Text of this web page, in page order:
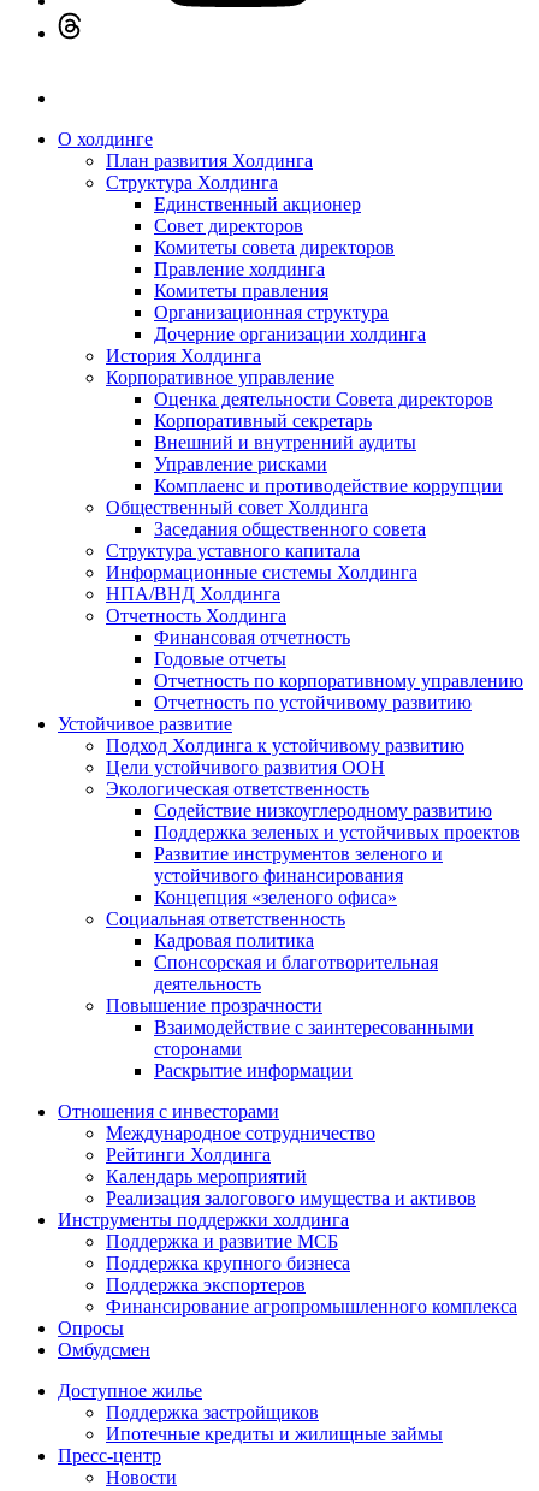
О холдинге
План развития Холдинга
Структура Холдинга
Единственный акционер
Совет директоров
Комитеты совета директоров
Правление холдинга
Комитеты правления
Организационная структура
Дочерние организации холдинга
История Холдинга
Корпоративное управление
Оценка деятельности Совета директоров
Корпоративный секретарь
Внешний и внутренний аудиты
Управление рисками
Комплаенс и противодействие коррупции
Общественный совет Холдинга
Заседания общественного совета
Структура уставного капитала
Информационные системы Холдинга
НПА/ВНД Холдинга
Отчетность Холдинга
Финансовая отчетность
Годовые отчеты
Отчетность по корпоративному управлению
Отчетность по устойчивому развитию
Устойчивое развитие
Подход Холдинга к устойчивому развитию
Цели устойчивого развития ООН
Экологическая ответственность
Содействие низкоуглеродному развитию
Поддержка зеленых и устойчивых проектов
Развитие инструментов зеленого и
устойчивого финансирования
Концепция «зеленого офиса»
Социальная ответственность
Кадровая политика
Спонсорская и благотворительная
деятельность
Повышение прозрачности
Взаимодействие с заинтересованными
сторонами
Раскрытие информации
Отношения с инвесторами
Международное сотрудничество
Рейтинги Холдинга
Календарь мероприятий
Реализация залогового имущества и активов
Инструменты поддержки холдинга
Поддержка и развитие МСБ
Поддержка крупного бизнеса
Поддержка экспортеров
Финансирование агропромышленного комплекса
Опросы
Омбудсмен
Доступное жилье
Поддержка застройщиков
Ипотечные кредиты и жилищные займы
Пресс-центр
Новости